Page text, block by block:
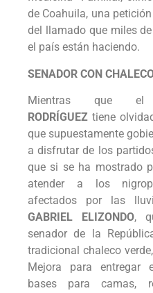
de Coahuila, una
del llamado que miles
el país están haciendo.
SENADOR CON
Mientras que
RODRÍGUEZ tiene
que supuestamente
a disfrutar de los
que si se ha mostrado
atender a los
afectados por las
GABRIEL ELIZONDO,
senador de la
tradicional chaleco
Mejora para entregar
bases para camas,